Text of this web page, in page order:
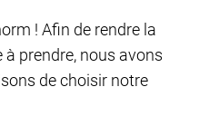
! Afin de rendre la
prendre, nous avons
de choisir notre